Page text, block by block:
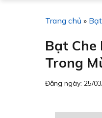
Trang chủ »
Bạt Che
Trong
Đăng ngày: 25/